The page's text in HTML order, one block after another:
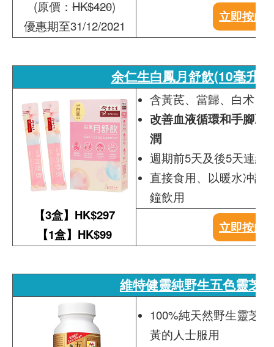
(原價：HK$420)
優惠期至31/12/2021
立即按此
余仁生白鳳月舒飲(10毫升 x
【3盒】HK$297
【1盒】HK$99
含黃芪、當歸、白术、
改善血液循環和手腳冰
潤
週期前5天及後5天連續
直接食用、以暖水冲調
鐘飲用
立即按此
維特健靈純野生五色靈芝
100%純天然野生靈芝
黃的人士服用